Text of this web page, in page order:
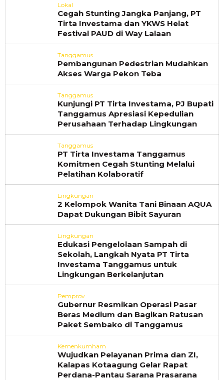
Lokal
Cegah Stunting Jangka Panjang, PT
Tirta Investama dan YKWS Helat
Festival PAUD di Way Lalaan
Tanggamus
Pembangunan Pedestrian Mudahkan
Akses Warga Pekon Teba
Tanggamus
Kunjungi PT Tirta Investama, PJ Bupati
Tanggamus Apresiasi Kepedulian
Perusahaan Terhadap Lingkungan
Tanggamus
PT Tirta Investama Tanggamus
Komitmen Cegah Stunting Melalui
Pelatihan Kolaboratif
Lingkungan
2 Kelompok Wanita Tani Binaan AQUA
Dapat Dukungan Bibit Sayuran
Lingkungan
Edukasi Pengelolaan Sampah di
Sekolah, Langkah Nyata PT Tirta
Investama Tanggamus untuk
Lingkungan Berkelanjutan
Pemprov
Gubernur Resmikan Operasi Pasar
Beras Medium dan Bagikan Ratusan
Paket Sembako di Tanggamus
Kemenkumham
Wujudkan Pelayanan Prima dan ZI,
Kalapas Kotaagung Gelar Rapat
Perdana-Pantau Sarana Prasarana